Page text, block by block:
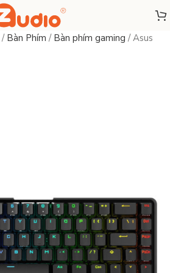
/ Bàn Phím / Bàn phím gaming /Asus